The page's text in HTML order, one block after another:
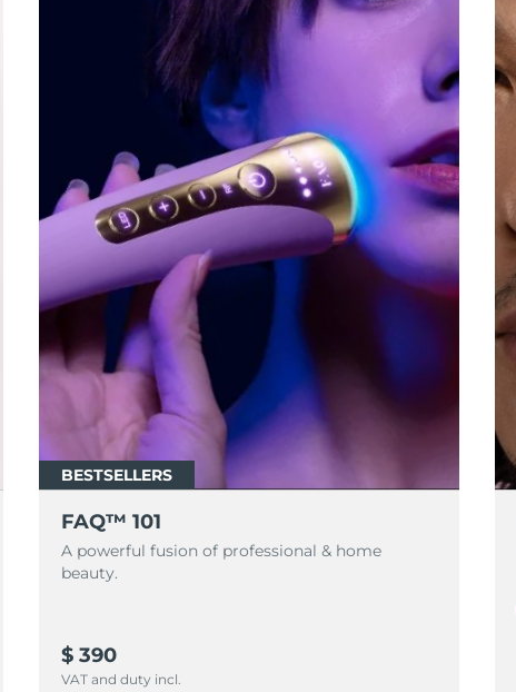
BESTSELLERS
FAQ™ 101
A powerful fusion of professional & home
beauty.
$ 390
VAT and duty incl.